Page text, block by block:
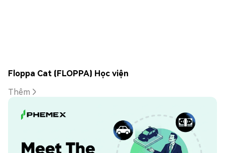
Floppa Cat (FLOPPA) Học viện
Thêm